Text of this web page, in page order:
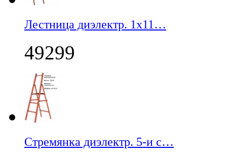
Лестница диэлектр. 1х11…
49299
Стремянка диэлектр. 5-и с…